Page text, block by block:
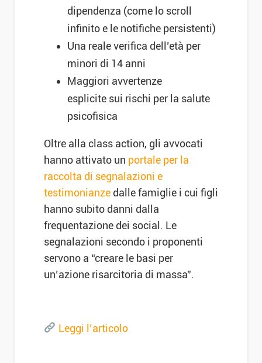
dipendenza (come lo scroll
infinito e le notifiche persistenti)
Una reale verifica dell’età per
minori di 14 anni
Maggiori avvertenze
esplicite sui rischi per la salute
psicofisica
Oltre alla class action, gli avvocati
hanno attivato un portale per la
raccolta di segnalazioni e
testimonianze dalle famiglie i cui figli
hanno subito danni dalla
frequentazione dei social. Le
segnalazioni secondo i proponenti
servono a “creare le basi per
un’azione risarcitoria di massa”.
Leggi l’articolo